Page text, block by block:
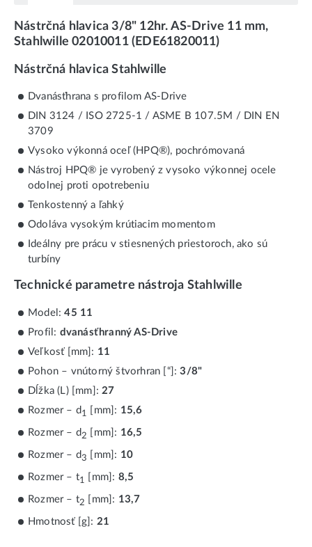
Nástrčná hlavica 3/8" 12hr. AS-Drive 11 mm,
Stahlwille 02010011 (EDE61820011)
Nástrčná hlavica Stahlwille
Dvanásťhrana s profilom AS-Drive
DIN 3124 / ISO 2725-1 / ASME B 107.5M / DIN EN
3709
Vysoko výkonná oceľ (HPQ®), pochrómovaná
Nástroj HPQ® je vyrobený z vysoko výkonnej ocele
odolnej proti opotrebeniu
Tenkostenný a ľahký
Odoláva vysokým krútiacim momentom
Ideálny pre prácu v stiesnených priestoroch, ako sú
turbíny
Technické parametre nástroja Stahlwille
Model:45 11
Profil: dvanásťhranný AS-Drive
Veľkosť [mm]: 11
Pohon – vnútorný štvorhran [“]:3/8"
Dĺžka (L) [mm]:27
Rozmer – d1 [mm]: 15,6
Rozmer – d2 [mm]: 16,5
Rozmer – d3 [mm]: 10
Rozmer – t1 [mm]: 8,5
Rozmer – t2 [mm]: 13,7
Hmotnosť [g]: 21